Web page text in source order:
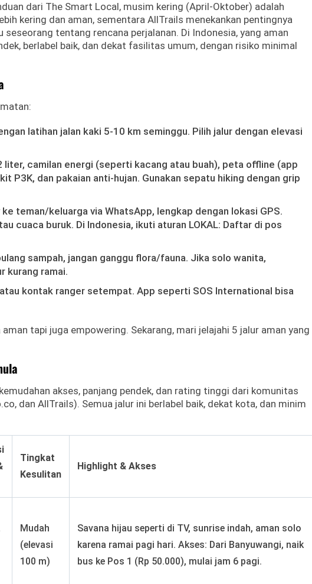
dari The Smart Local, musim kering (April-Oktober) adalah
kering dan aman, sementara AllTrails menekankan pentingnya
tentang rencana perjalanan. Di Indonesia, yang aman
berlabel baik, dan dekat fasilitas umum, dengan risiko minimal
latihan jalan kaki 5-10 km seminggu. Pilih jalur dengan elevasi
liter, camilan energi (seperti kacang atau buah), peta offline (app
P3K, dan pakaian anti-hujan. Gunakan sepatu hiking dengan grip
teman/keluarga via WhatsApp, lengkap dengan lokasi GPS.
cuaca buruk. Di Indonesia, ikuti aturan LOKAL: Daftar di pos
sampah, jangan ganggu flora/fauna. Jika solo wanita,
kurang ramai.
kontak ranger setempat. App seperti SOS International bisa
tapi juga empowering. Sekarang, mari jelajahi 5 jalur aman yang
akses, panjang pendek, dan rating tinggi dari komunitas
dan AllTrails). Semua jalur ini berlabel baik, dekat kota, dan minim
Tingkat
Kesulitan
Highlight & Akses
Mudah
(elevasi
100 m)
Savana hijau seperti di TV, sunrise indah, aman solo
karena ramai pagi hari. Akses: Dari Banyuwangi, naik
bus ke Pos 1 (Rp 50.000), mulai jam 6 pagi.